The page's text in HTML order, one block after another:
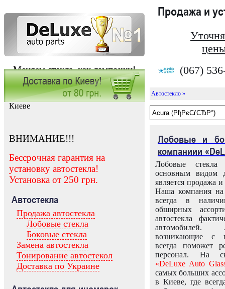
Меняем стекла, как лампочки!
Продажа и
(067)
Заказать установку автостекла в
Киеве
ВНИМАНИЕ!!!
Бессрочная гарантия на
установку автостекла!
Установка от 250 грн.
Автостекла
Продажа автостекла
Лобовые стекла
Боковые стекла
Замена автостекла
Тонирование автостекол
Доставка по Украине
Автостекло »
Лобовые и
компаниии
Лобовые
основным видом
является продажа и
Наша компания на
всегда в
обширных
автостекла
возникающие с
всегда поможет
персонал. На
«DeLuxe Auto
самых больших
в Киеве, где